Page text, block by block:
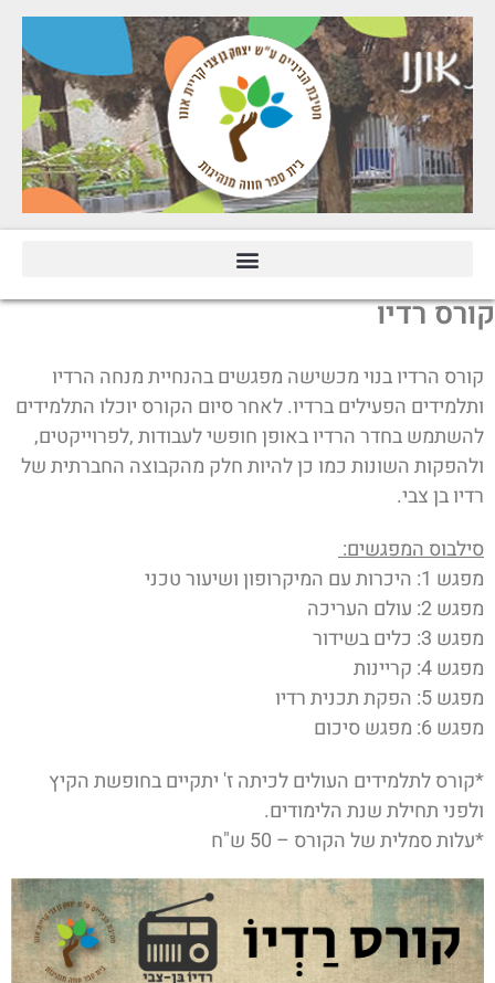
רדיו
קורס הרדיו בנוי מכשישה מפגשים בהנחיית מנחה הרדיו
ותלמידים הפעילים ברדיו. לאחר סיום הקורס יוכלו התלמידים
להשתמש בחדר הרדיו באופן חופשי לעבודות ,לפרוייקטים,
ולהפקות השונות כמו כן להיות חלק מהקבוצה החברתית של
רדיו בן צבי.
סילבוס המפגשים:
מפגש 1: היכרות עם המיקרופון ושיעור טכני
מפגש 2: עולם העריכה
מפגש 3: כלים בשידור
מפגש 4: קריינות
מפגש 5: הפקת תכנית רדיו
מפגש 6: מפגש סיכום
*קורס לתלמידים העולים לכיתה ז' יתקיים בחופשת הקיץ
ולפני תחילת שנת הלימודים.
*עלות סמלית של הקורס – 50 ש"ח